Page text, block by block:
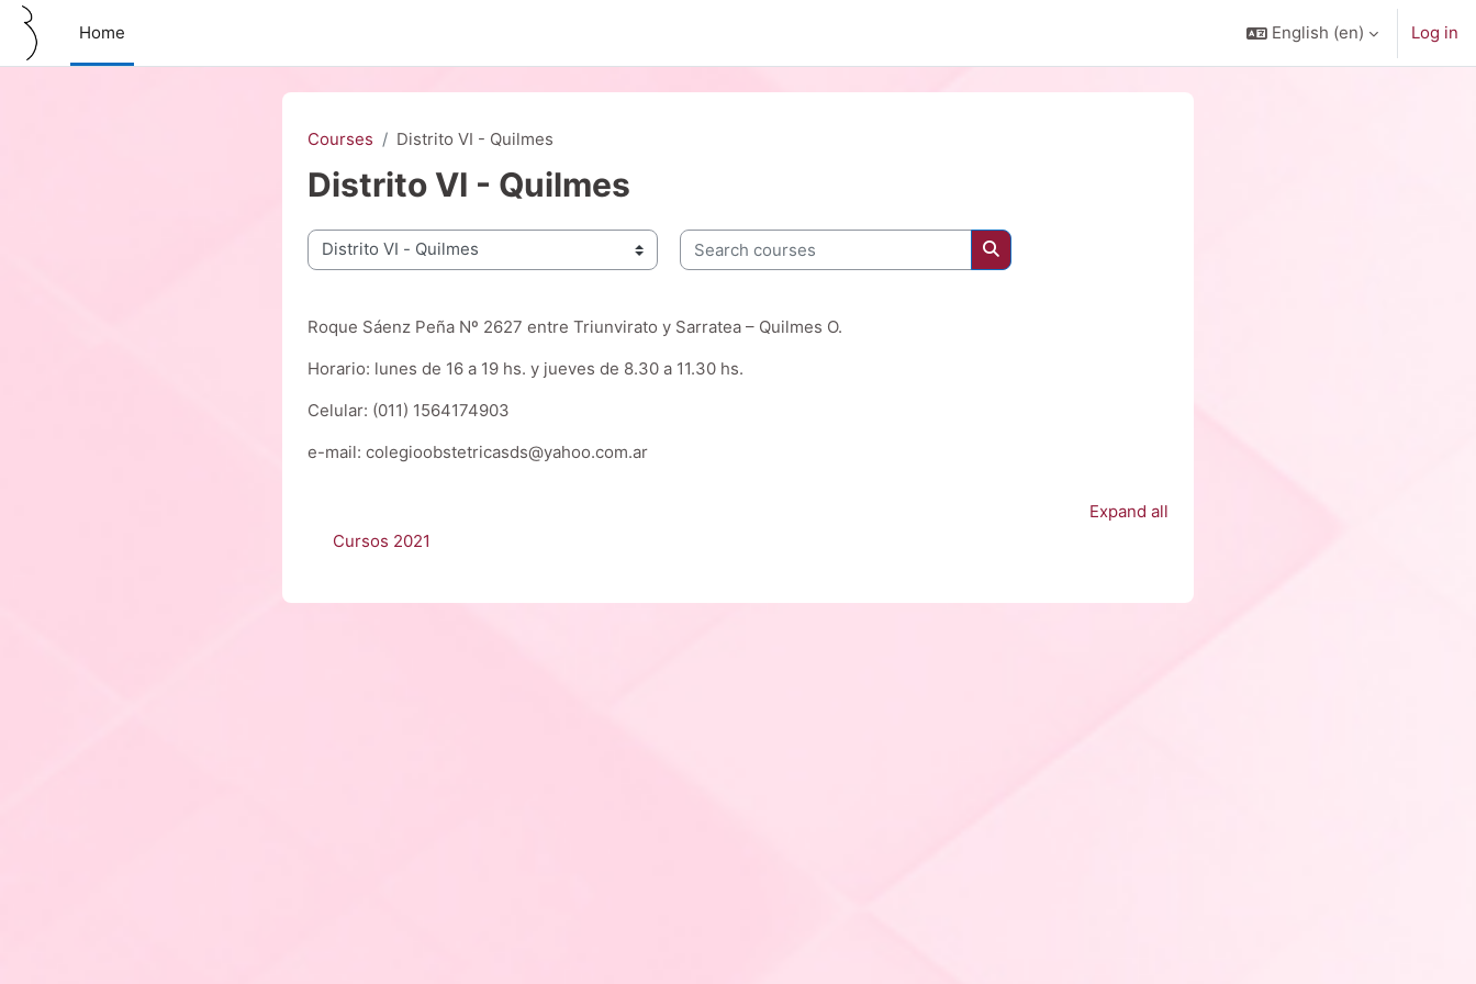
Skip to main content
Home
English ‎(en)‎ Log in
Courses Distrito VI - Quilmes
Distrito VI - Quilmes
Course categories
Search courses
Search courses
Roque Sáenz Peña Nº 2627 entre Triunvirato y Sarratea – Quilmes O.
Horario: lunes de 16 a 19 hs. y jueves de 8.30 a 11.30 hs.
Celular: (011) 1564174903
e-mail: colegioobstetricasds@yahoo.com.ar
Expand all
Cursos 2021